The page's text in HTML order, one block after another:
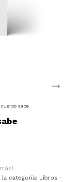
sabe
categoría: Libros -